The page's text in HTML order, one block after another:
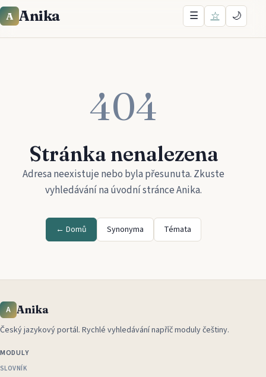
A Anika ☰ ☆ 🌙
404
Stránka nenalezena
Adresa neexistuje nebo byla přesunuta. Zkuste
vyhledávání na úvodní stránceAnika.
← Domů Synonyma Témata
A Anika
Český jazykový portál. Rychlé vyhledávání napříč moduly češtiny.
MODULY
SLOVNÍK